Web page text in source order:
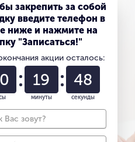
закрепить за собой
введите телефон в
ниже и нажмите на
"Записаться!"
акции осталось:
19
минуты
47
секунды